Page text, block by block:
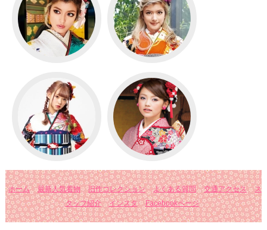
ホーム 最新人気着物 旧作コレクション よくある質問 交通アクセス
ス
タッフ紹介
インスタ Facebookページ